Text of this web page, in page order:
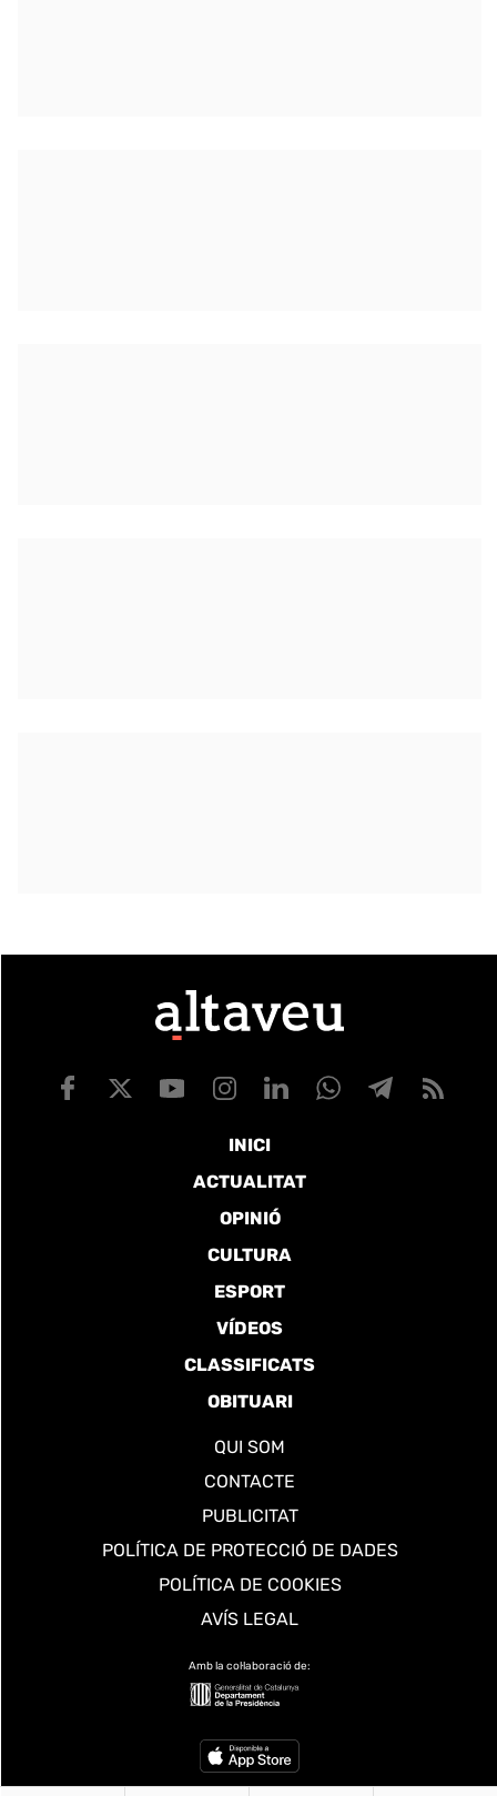
INICI
ACTUALITAT
OPINIÓ
CULTURA
ESPORT
VÍDEOS
CLASSIFICATS
OBITUARI
QUI SOM
CONTACTE
PUBLICITAT
POLÍTICA DE PROTECCIÓ DE DADES
POLÍTICA DE COOKIES
AVÍS LEGAL
Amb la col·laboració de: